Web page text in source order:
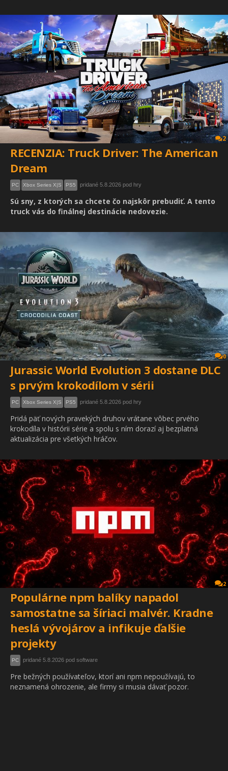
2
RECENZIA: Truck Driver: The American
Dream
PC Xbox Series X|S PS5 pridané 5.8.2026 pod hry
Sú sny, z ktorých sa chcete čo najskôr prebudiť. A tento
truck vás do finálnej destinácie nedovezie.
0
Jurassic World Evolution 3 dostane DLC
s prvým krokodílom v sérii
PC Xbox Series X|S PS5 pridané 5.8.2026 pod hry
Pridá päť nových pravekých druhov vrátane vôbec prvého
krokodíla v histórii série a spolu s ním dorazí aj bezplatná
aktualizácia pre všetkých hráčov.
2
Populárne npm balíky napadol
samostatne sa šíriaci malvér. Kradne
heslá vývojárov a infikuje ďalšie
projekty
PC pridané 5.8.2026 pod software
Pre bežných používateľov, ktorí ani npm nepoužívajú, to
neznamená ohrozenie, ale firmy si musia dávať pozor.